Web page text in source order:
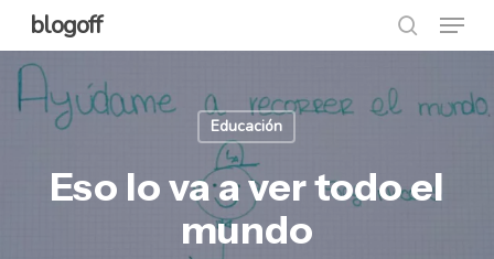
Skip
to
content
blogoff
search
Menu
Educación
Eso lo va a ver todo el
mundo
Menu